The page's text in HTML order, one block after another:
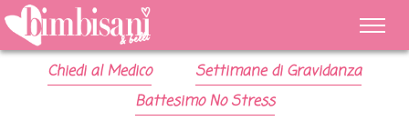
Chiedi al Medico
Settimane di Gravidanza
Battesimo No Stress